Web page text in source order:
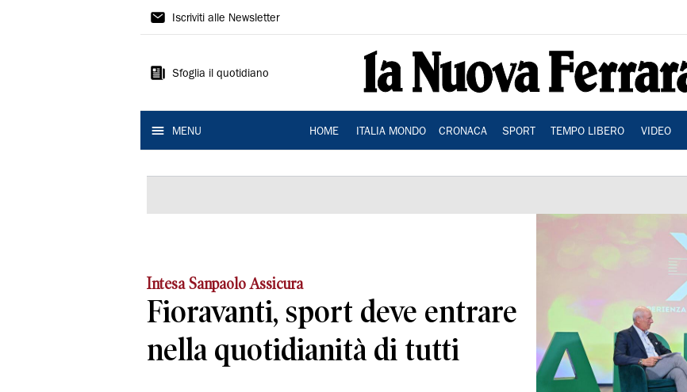
La
Ferrara
Iscriviti alle Newsletter
Sfoglia il quotidiano
MENU HOME ITALIA MONDO CRONACA SPORT TEMPO LIBERO VIDEO
Intesa Sanpaolo Assicura
Fioravanti, sport deve entrare
nella quotidianità di tutti